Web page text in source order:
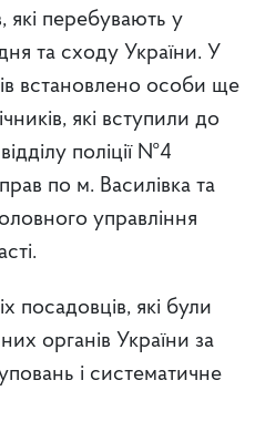
які перебувають у
та сходу України. У
встановлено особи ще
які вступили до
поліції №4
по м. Василівка та
управління
посадовців, які були
органів України за
і систематичне